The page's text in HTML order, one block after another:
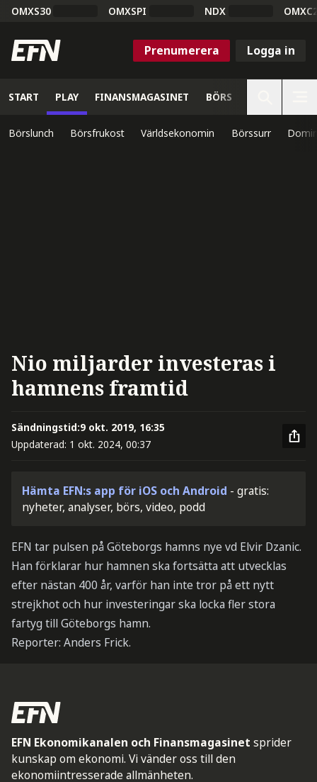
OMXS30 OMXSPI NDX
Prenumerera Logga in
START PLAY FINANSMAGASINET BÖRS
Börslunch Börsfrukost Världsekonomin Börssurr
Nio miljarder investeras i
hamnens framtid
Sändningstid:9 okt. 2019, 16:35
Uppdaterad: 1 okt. 2024, 00:37
Hämta EFN:s app för iOS och Android - gratis:
nyheter, analyser, börs, video, podd
EFN tar pulsen på Göteborgs hamns nye vd Elvir Dzanic.
Han förklarar hur hamnen ska fortsätta att utvecklas
efter nästan 400 år, varför han inte tror på ett nytt
strejkhot och hur investeringar ska locka fler stora
fartyg till Göteborgs hamn.
Reporter: Anders Frick.
EFN Ekonomikanalen och Finansmagasinet sprider
kunskap om ekonomi. Vi vänder oss till den
ekonomiintresserade allmänheten.